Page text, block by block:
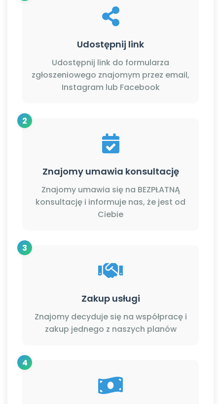
Udostępnij link
Udostępnij link do formularza
zgłoszeniowego znajomym przez email,
Instagram lub Facebook
2
Znajomy umawia konsultację
Znajomy umawia się na BEZPŁATNĄ
konsultację i informuje nas, że jest od
Ciebie
3
Zakup usługi
Znajomy decyduje się na współpracę i
zakup jednego z naszych planów
4